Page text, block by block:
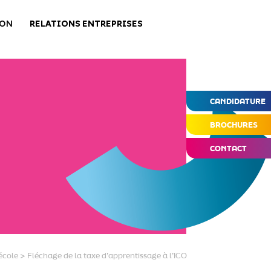
RELATIONS ENTREPRISES
CANDIDATURE
BROCHURES
CONTACT
> Fléchage de la taxe d’apprentissage à l’ICO